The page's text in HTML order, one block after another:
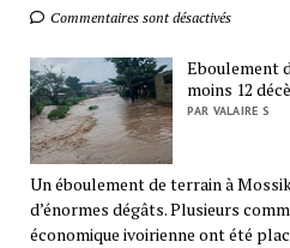
Commentaires sont désactivés
Eboulement
moins 12
PAR VALAIRE S
Un éboulement de terrain à
d’énormes dégâts. Plusieurs
économique ivoirienne ont été